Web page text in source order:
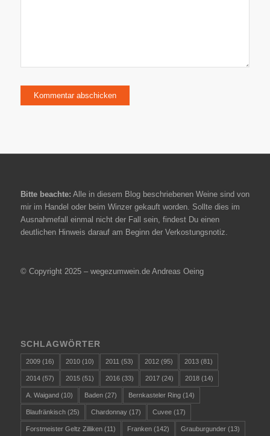
Bitte beachte: Alle in diesem Blog beschriebenen Weine sind von
mir im Handel oder beim Winzer gekauft worden. Sollte dies im
Ausnahmefall einmal nicht der Fall sein, findest Du einen
deutlichen Hinweis darauf am Beginn der Verkostungsnotiz.
© Copyright 2025 – wegezumwein.de Andreas Oeing
SCHLAGWÖRTER
2009(16) 2010(10) 2011 (53) 2012(95) 2013(81)
2014(57) 2015(51) 2016(33) 2017(24) 2018(14)
A. Waigand(10) Baden(27) Bernkasteler Ring(14)
Blaufränkisch(25) Chardonnay(17) Cuvee(17)
Forstmeister Geltz Zilliken(11) Franken(142) Grauburgunder(13)